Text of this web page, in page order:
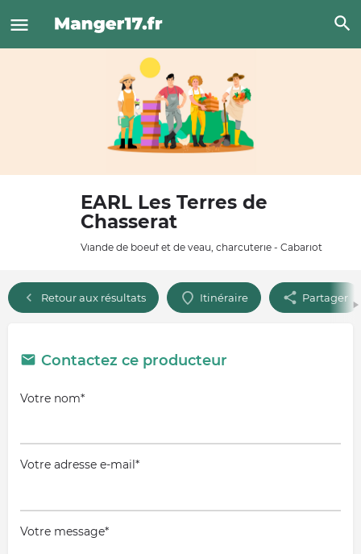
EARL Les Terres de
Chasserat
Viande de boeuf et de veau, charcuterie - Cabariot
Retour aux résultats Itinéraire Partager
Contactez ce producteur
Votre nom*
Votre adresse e-mail*
Votre message*